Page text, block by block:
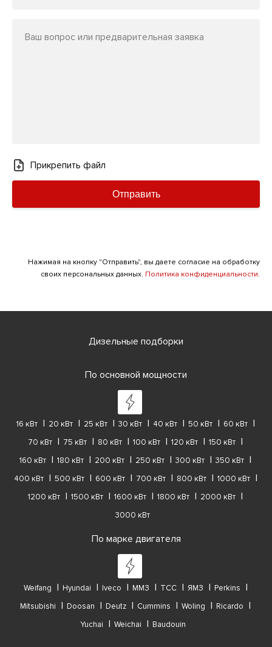
Ваш вопрос или предварительная заявка
Прикрепить файл
Отправить
Нажимая на кнопку "Отправить", вы даете согласие на обработку
своих персональных данных. Политика конфиденциальности.
Дизельные подборки
По основной мощности
16 кВт 20 кВт 25 кВт 30 кВт 40 кВт 50 кВт
60 кВт
70 кВт
75 кВт 80 кВт 100 кВт 120 кВт
150 кВт
160 кВт
180 кВт 200 кВт 250 кВт 300 кВт
350 кВт
400 кВт
500 кВт 600 кВт 700 кВт 800 кВт
1000 кВт
1200 кВт
1500 кВт 1600 кВт 1800 кВт
2000 кВт
3000 кВт
По марке двигателя
Weifang Hyundai Iveco ММЗ ТСС ЯМЗ
Perkins
Mitsubishi
Doosan Deutz Cummins Woling
Ricardo
Yuchai
Weichai Baudouin